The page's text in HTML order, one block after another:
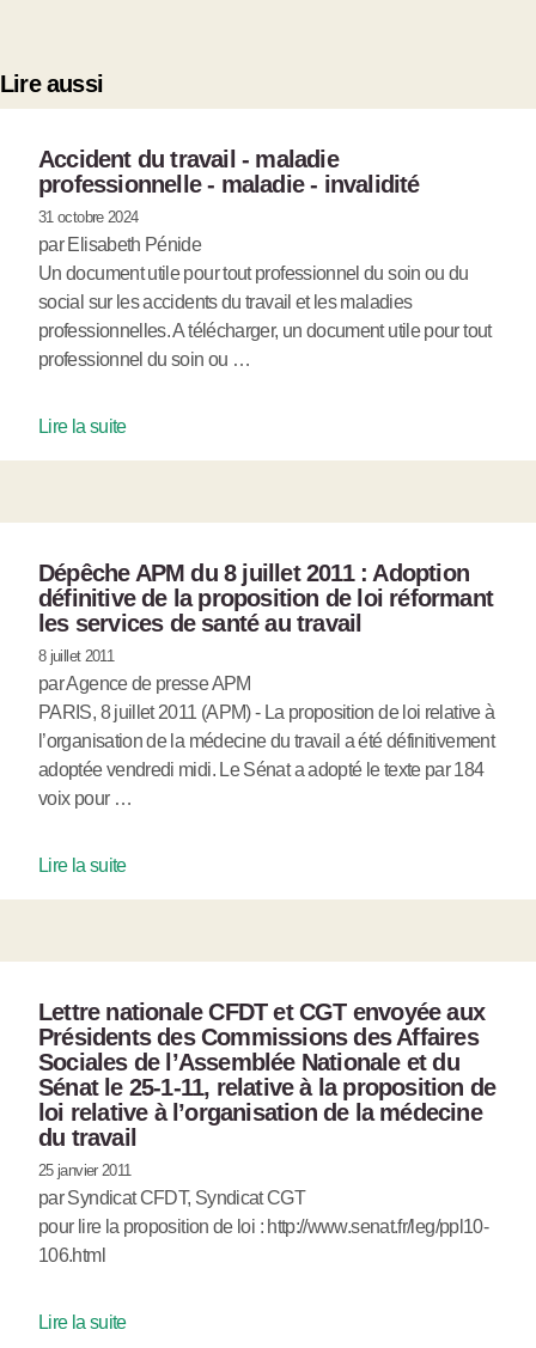
Lire aussi
Accident du travail - maladie
professionnelle - maladie - invalidité
31 octobre 2024
par Elisabeth Pénide
Un document utile pour tout professionnel du soin ou du
social sur les accidents du travail et les maladies
professionnelles. A télécharger, un document utile pour tout
professionnel du soin ou …
Lire la suite
Dépêche APM du 8 juillet 2011 : Adoption
définitive de la proposition de loi réformant
les services de santé au travail
8 juillet 2011
par Agence de presse APM
PARIS, 8 juillet 2011 (APM) - La proposition de loi relative à
l’organisation de la médecine du travail a été définitivement
adoptée vendredi midi. Le Sénat a adopté le texte par 184
voix pour …
Lire la suite
Lettre nationale CFDT et CGT envoyée aux
Présidents des Commissions des Affaires
Sociales de l’Assemblée Nationale et du
Sénat le 25-1-11, relative à la proposition de
loi relative à l’organisation de la médecine
du travail
25 janvier 2011
par Syndicat CFDT, Syndicat CGT
pour lire la proposition de loi : http://www.senat.fr/leg/ppl10-
106.html
Lire la suite